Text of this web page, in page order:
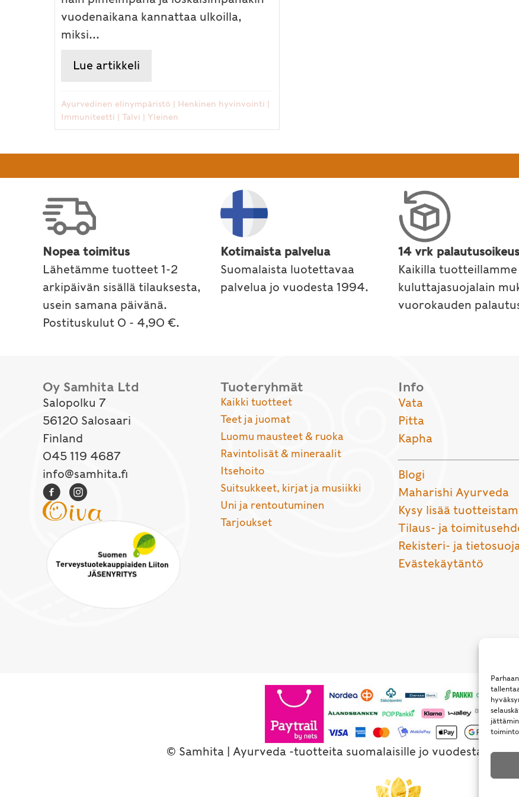
vuodenaikana kannattaa ulkoilla,
miksi...
Lue artikkeli
Ayurvedinen elinympäristö | Henkinen hyvinvointi |
Immuniteetti | Talvi | Yleinen
Nopea toimitus
Lähetämme tuotteet 1-2
arkipäivän sisällä tilauksesta,
usein samana päivänä.
Postituskulut 0 - 4,90 €.
Kotimaista palvelua
Suomalaista luotettavaa
palvelua jo vuodesta 1994.
14 vrk palautusoikeus
Kaikilla
kuluttajasuojalain
vuorokauden
Oy Samhita Ltd
Salopolku 7
56120 Salosaari
Finland
045 119 4687
info@samhita.fi
Tuoteryhmät
Kaikki tuotteet
Teet ja juomat
Luomu mausteet & ruoka
Ravintolisät & mineraalit
Itsehoito
Suitsukkeet, kirjat ja musiikki
Uni ja rentoutuminen
Tarjoukset
Info
Vata
Pitta
Kapha
Blogi
Maharishi Ayurveda
Kysy lisää
Tilaus- ja
Rekisteri- ja
Evästekäytäntö
© Samhita | Ayurveda -tuotteita suomalaisille jo vuodesta 1994.